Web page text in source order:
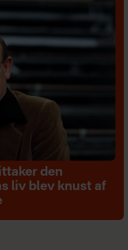
den
liv blev knust af